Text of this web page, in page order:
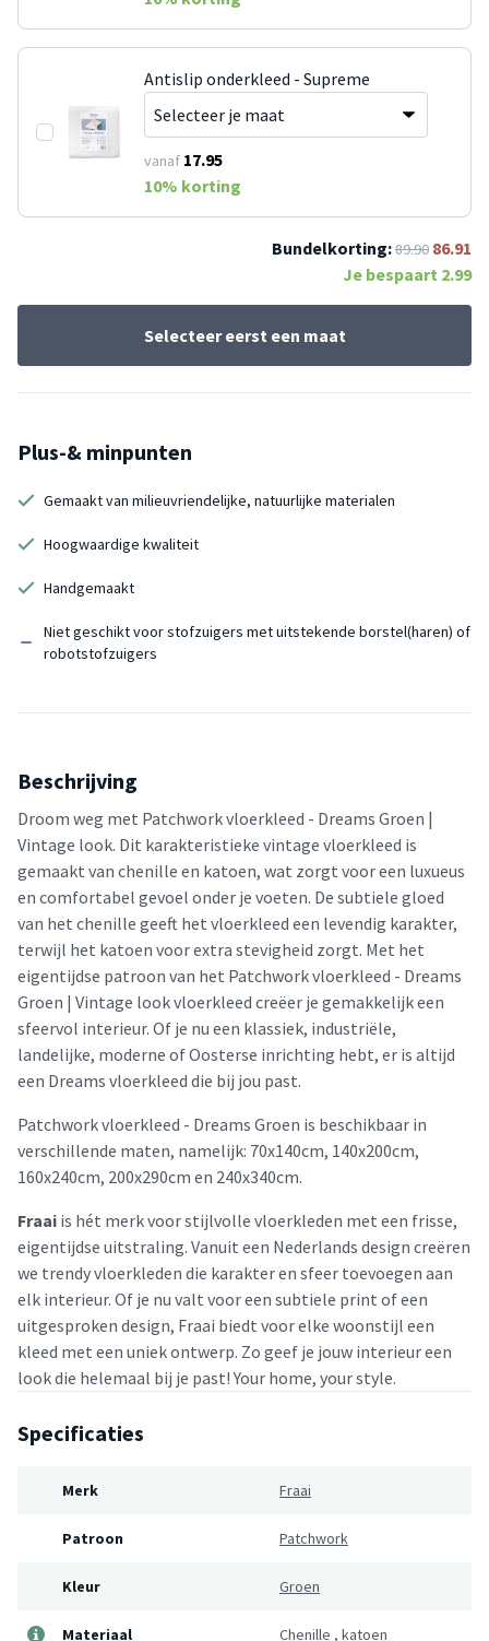
Antislip onderkleed - Supreme
vanaf 17.95
10% korting
Bundelkorting:89.90 86.91
Je bespaart 2.99
Selecteer eerst een maat
Plus-& minpunten
Gemaakt van milieuvriendelijke, natuurlijke materialen
Hoogwaardige kwaliteit
Handgemaakt
Niet geschikt voor stofzuigers met uitstekende borstel(haren) of
robotstofzuigers
Beschrijving
Droom weg met Patchwork vloerkleed - Dreams Groen |
Vintage look. Dit karakteristieke vintage vloerkleed is
gemaakt van chenille en katoen, wat zorgt voor een luxueus
en comfortabel gevoel onder je voeten. De subtiele gloed
van het chenille geeft het vloerkleed een levendig karakter,
terwijl het katoen voor extra stevigheid zorgt. Met het
eigentijdse patroon van het Patchwork vloerkleed - Dreams
Groen | Vintage look vloerkleed creëer je gemakkelijk een
sfeervol interieur. Of je nu een klassiek, industriële,
landelijke, moderne of Oosterse inrichting hebt, er is altijd
een Dreams vloerkleed die bij jou past.
Patchwork vloerkleed - Dreams Groen is beschikbaar in
verschillende maten, namelijk: 70x140cm, 140x200cm,
160x240cm, 200x290cm en 240x340cm.
Fraai is hét merk voor stijlvolle vloerkleden met een frisse,
eigentijdse uitstraling. Vanuit een Nederlands design creëren
we trendy vloerkleden die karakter en sfeer toevoegen aan
elk interieur. Of je nu valt voor een subtiele print of een
uitgesproken design, Fraai biedt voor elke woonstijl een
kleed met een uniek ontwerp. Zo geef je jouw interieur een
look die helemaal bij je past! Your home, your style.
Specificaties
Merk Fraai
Patroon Patchwork
Kleur Groen
Materiaal Chenille , katoen